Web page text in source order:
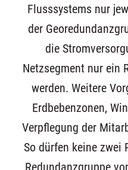
Flusssystems nur
der
die
Netzsegment nur ein
werden. Weitere
Erdbebenzonen,
Verpflegung der
So dürfen keine zwei